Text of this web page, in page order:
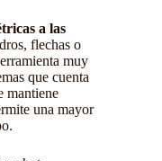
a las
flechas o
muy
que cuenta
mantiene
una mayor